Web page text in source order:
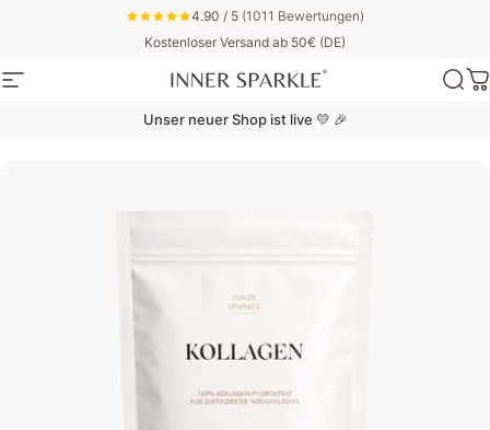
Direkt zum Inhalt 4.90 / 5 (1011 Bewertungen)
Kostenloser Versand ab 50€ (DE)
Seitennavigation Inner Sparkle
Unser neuer Shop ist live 💛 🎉